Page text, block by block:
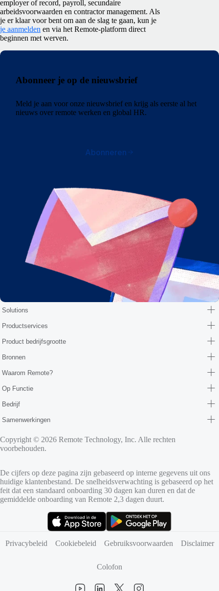
employer of record, payroll, secundaire
arbeidsvoorwaarden en contractor management. Als
je er klaar voor bent om aan de slag te gaan, kun je
je aanmelden en via het Remote-platform direct
beginnen met werven.
Abonneer je op de nieuwsbrief
Meld je aan voor onze nieuwsbrief en krijg als eerste al het
nieuws over remote werken en global HR.
Abonneren
Solutions
Productservices
Product bedrijfsgrootte
Bronnen
Waarom Remote?
Op Functie
Bedrijf
Samenwerkingen
Copyright © 2026 Remote Technology, Inc. Alle rechten
voorbehouden.
De cijfers op deze pagina zijn gebaseerd op interne gegevens uit ons
huidige klantenbestand. De snelheidsverwachting is gebaseerd op het
feit dat een standaard onboarding 30 dagen kan duren en dat de
gemiddelde onboarding van Remote 2,3 dagen duurt.
Privacybeleid
Cookiebeleid Gebruiksvoorwaarden Disclaimer
Colofon